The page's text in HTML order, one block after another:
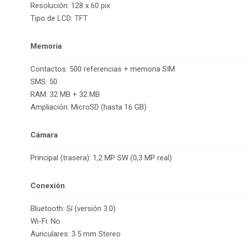
Resolución: 128 x 60 pix
Tipo de LCD: TFT
Memoria
Contactos: 500 referencias + memoria SIM
SMS: 50
RAM: 32 MB + 32 MB
Ampliación: MicroSD (hasta 16 GB)
Cámara
Principal (trasera): 1,2 MP SW (0,3 MP real)
Conexión
Bluetooth: Sí (versión 3.0)
Wi-Fi: No
Auriculares: 3.5 mm Stereo